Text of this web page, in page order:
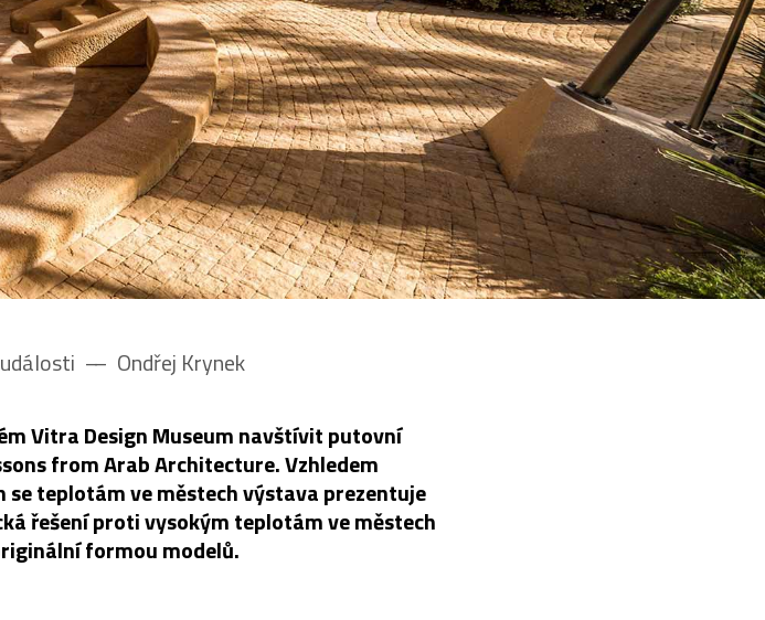
události –– Ondřej Krynek
Vitra Design Museum navštívit putovní
from Arab Architecture. Vzhledem
teplotám ve městech výstava prezentuje
řešení proti vysokým teplotám ve městech
formou modelů.